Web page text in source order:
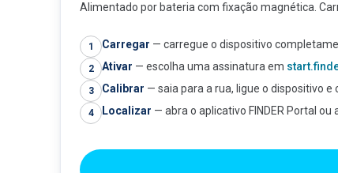
Alimentado por bateria com fixação magnética.
1 Carregar — carregue o dispositivo
2 Ativar — escolha uma assinatura em
3 Calibrar — saia para a rua, ligue o dispositivo
4 Localizar — abra o aplicativo FINDER Portal ou